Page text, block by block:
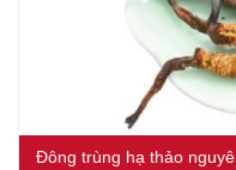
Đông trùng hạ thảo